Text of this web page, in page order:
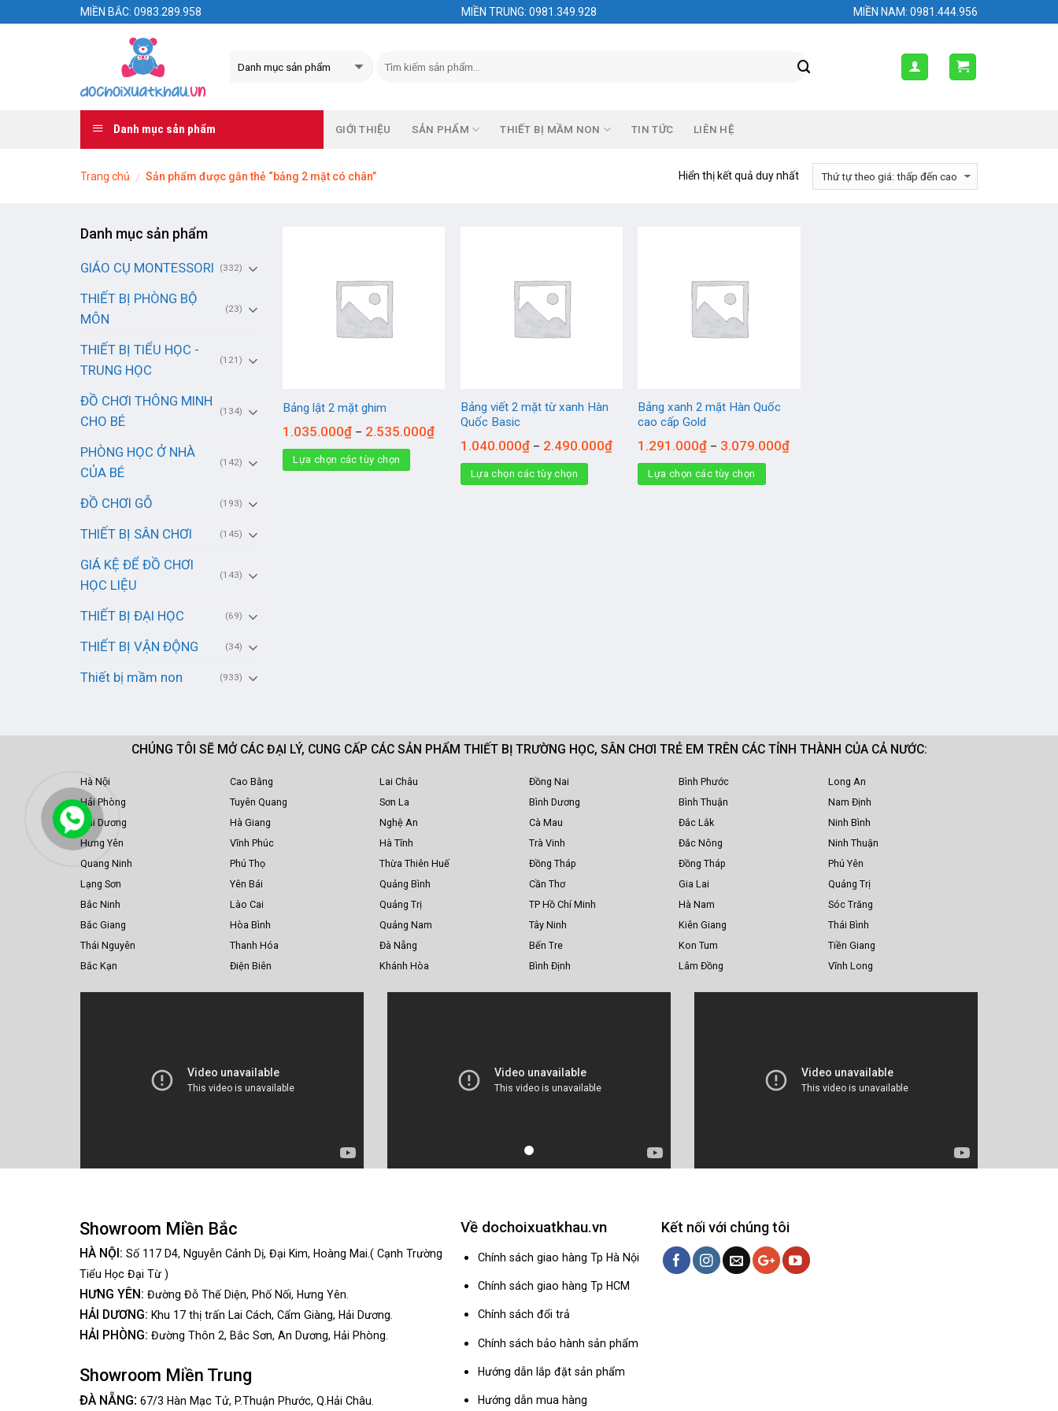
MIỀN BẮC: 0983.289.958 MIỀN TRUNG: 0981.349.928 MIỀN NAM: 0981.444.956
Danh mục sản phẩm GIỚI THIỆU SẢN PHẨM THIẾT BỊ MẦM NON TIN TỨC LIÊN HỆ
Trang chủ / Sản phẩm được gắn thẻ “bảng 2 mặt có chân” Hiển thị kết quả duy nhất
Danh mục sản phẩm
GIÁO CỤ MONTESSORI (332)
THIẾT BỊ PHÒNG BỘ
MÔN
(23)
THIẾT BỊ TIỂU HỌC -
TRUNG HỌC
(121)
ĐỒ CHƠI THÔNG MINH
CHO BÉ
(134)
PHÒNG HỌC Ở NHÀ
CỦA BÉ
(142)
ĐỒ CHƠI GỖ (193)
THIẾT BỊ SÂN CHƠI (145)
GIÁ KỆ ĐỂ ĐỒ CHƠI
HỌC LIỆU
(143)
THIẾT BỊ ĐẠI HỌC (69)
THIẾT BỊ VẬN ĐỘNG (34)
Thiết bị mầm non (933)
Bảng lật 2 mặt ghim
1.035.000₫ – 2.535.000₫
Lựa chọn các tùy chọn
Bảng viết 2 mặt từ xanh Hàn
Quốc Basic
1.040.000₫– 2.490.000₫
Lựa chọn các tùy chọn
Bảng xanh 2 mặt Hàn Quốc
cao cấp Gold
1.291.000₫ – 3.079.000₫
Lựa chọn các tùy chọn
CHÚNG TÔI SẼ MỞ CÁC ĐẠI LÝ, CUNG CẤP CÁC SẢN PHẨM THIẾT BỊ TRƯỜNG HỌC, SÂN CHƠI TRẺ EM TRÊN CÁC TỈNH THÀNH CỦA CẢ NƯỚC:
Hà Nội
Hải Phòng
Hải Dương
Hưng Yên
Quang Ninh
Lạng Sơn
Bắc Ninh
Bắc Giang
Thái Nguyên
Bắc Kạn
Cao Bằng
Tuyên Quang
Hà Giang
Vĩnh Phúc
Phú Thọ
Yên Bái
Lào Cai
Hòa Bình
Thanh Hóa
Điện Biên
Lai Châu
Sơn La
Nghệ An
Hà Tĩnh
Thừa Thiên Huế
Quảng Bình
Quảng Trị
Quảng Nam
Đà Nẵng
Khánh Hòa
Đồng Nai
Bình Dương
Cà Mau
Trà Vinh
Đồng Tháp
Cần Thơ
TP Hồ Chí Minh
Tây Ninh
Bến Tre
Bình Định
Bình Phước
Bình Thuận
Đắc Lắk
Đắc Nông
Đồng Tháp
Gia Lai
Hà Nam
Kiên Giang
Kon Tum
Lâm Đồng
Long An
Nam Định
Ninh Bình
Ninh Thuận
Phú Yên
Quảng Trị
Sóc Trăng
Thái Bình
Tiền Giang
Vĩnh Long
Showroom Miền Bắc
HÀ NỘI: Số 117 D4, Nguyễn Cảnh Dị, Đại Kim, Hoàng Mai.( Cạnh Trường
Tiểu Học Đại Từ )
HƯNG YÊN: Đường Đỗ Thế Diện, Phố Nối, Hưng Yên.
HẢI DƯƠNG: Khu 17 thị trấn Lai Cách, Cẩm Giàng, Hải Dương.
HẢI PHÒNG: Đường Thôn 2, Bắc Sơn, An Dương, Hải Phòng.
Showroom Miền Trung
ĐÀ NẴNG: 67/3 Hàn Mạc Tử, P.Thuận Phước, Q.Hải Châu.
Về dochoixuatkhau.vn
Chính sách giao hàng Tp Hà Nội
Chính sách giao hàng Tp HCM
Chính sách đổi trả
Chính sách bảo hành sản phẩm
Hướng dẫn lắp đặt sản phẩm
Hướng dẫn mua hàng
Kết nối với chúng tôi